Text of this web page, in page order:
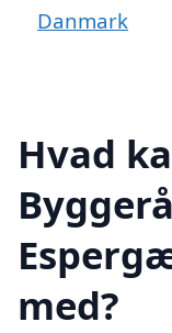
Danmark
Hvad
med?